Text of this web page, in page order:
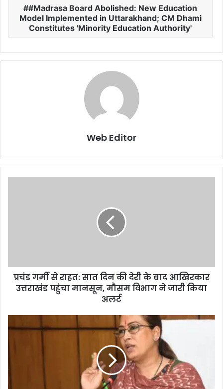
#Madrasa Board Abolished: New Education
Model Implemented in Uttarakhand; CM Dhami
Constitutes 'Minority Education Authority'
Web Editor
प्रचंड गर्मी से राहत: सात दिन की देरी के बाद आखिरकार
उत्तराखंड पहुंचा मानसून, मौसम विभाग ने जारी किया
अलर्ट